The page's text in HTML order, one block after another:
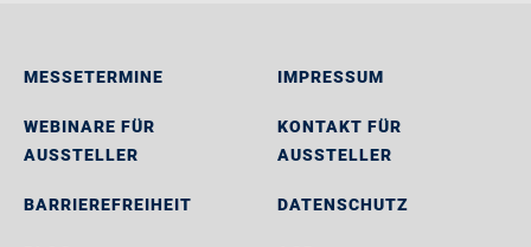
MESSETERMINE
WEBINARE FÜR
AUSSTELLER
BARRIEREFREIHEIT
IMPRESSUM
KONTAKT FÜR
AUSSTELLER
DATENSCHUTZ